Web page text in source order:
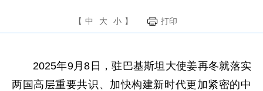
【 中 大 小 】 打印
2025年9月8日，驻巴基斯坦大使姜再冬就落实
两国高层重要共识、加快构建新时代更加紧密的中